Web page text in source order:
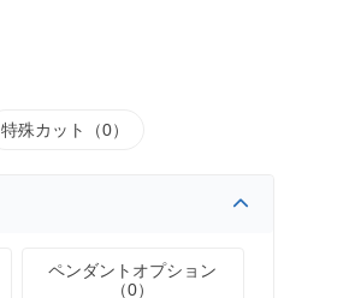
特殊カット（0）
ペンダントオプション
（0）